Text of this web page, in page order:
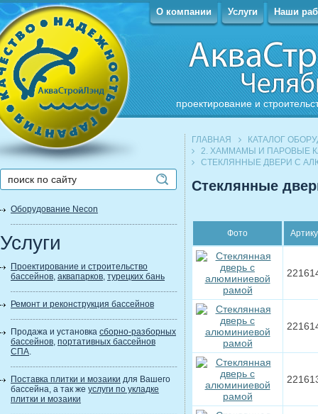
проектирование и
О компании Услуги Наши
Оборудование Necon
Услуги
Проектирование и строительство
бассейнов, аквапарков, турецких бань
Ремонт и реконструкция бассейнов
Продажа и установка сборно-разборных
бассейнов, портативных бассейнов
СПА.
Поставка плитки и мозаики для Вашего
бассейна, а так же услуги по укладке
плитки и мозаики
ГЛАВНАЯ
КАТАЛОГ
2. ХАММАМЫ И ПАРОВЫЕ
СТЕКЛЯННЫЕ ДВЕРИ С
Стеклянные
Фото